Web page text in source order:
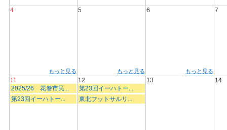
4
もっと見る
5
もっと見る
6
もっと見る
7
11
2025/26 花巻市民...
第23回イーハトー...
12
第23回イーハトー...
東北フットサルリ...
13 14